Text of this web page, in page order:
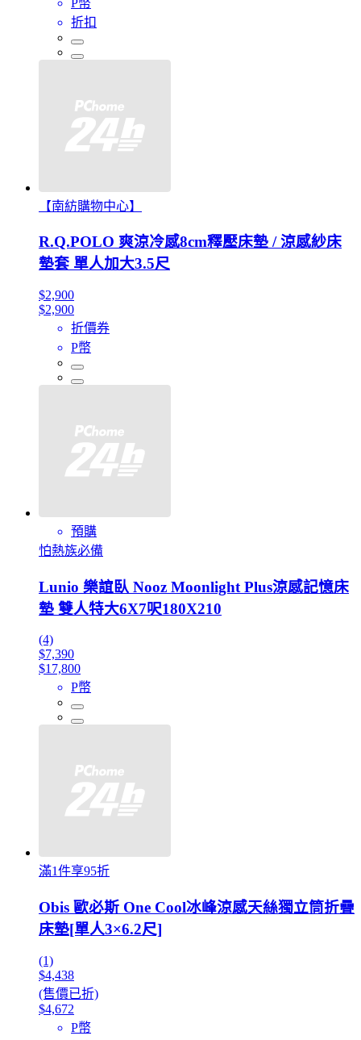
折扣
【南紡購物中心】
R.Q.POLO 爽涼冷感8cm釋壓床墊 / 涼感紗床
墊套 單人加大3.5尺
$2,900
$2,900
折價券
P幣
預購
怕熱族必備
Lunio 樂誼臥 Nooz Moonlight Plus涼感記憶床
墊 雙人特大6X7呎180X210
(4)
$7,390
$17,800
P幣
滿1件享95折
Obis 歐必斯 One Cool冰峰涼感天絲獨立筒折疊
床墊[單人3×6.2尺]
(1)
$4,438
(售價已折)
$4,672
P幣